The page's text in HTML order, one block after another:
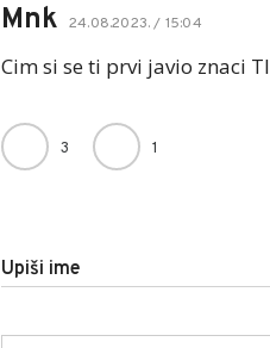
Mnk 24.08.2023. / 15:04
Cim si se ti prvi javio znaci TI
3 1
Upiši ime